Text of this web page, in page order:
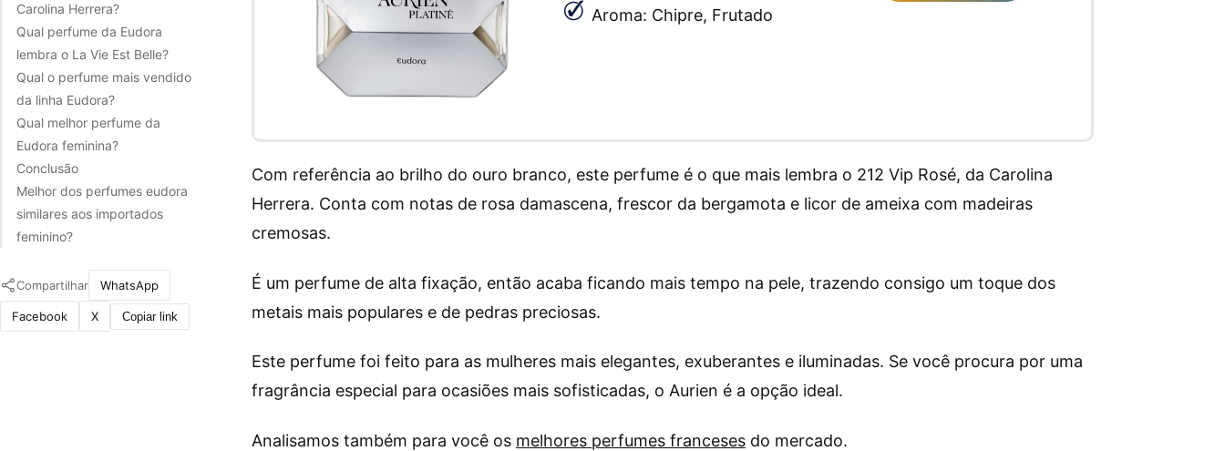
Carolina Herrera?
Qual perfume da Eudora
lembra o La Vie Est Belle?
Qual o perfume mais vendido
da linha Eudora?
Qual melhor perfume da
Eudora feminina?
Conclusão
Melhor dos perfumes eudora
similares aos importados
feminino?
Compartilhar WhatsApp
Facebook X Copiar link
Aroma: Chipre, Frutado
Com referência ao brilho do ouro branco, este perfume é o que mais lembra o 212 Vip Rosé, da Carolina
Herrera. Conta com notas de rosa damascena, frescor da bergamota e licor de ameixa com madeiras
cremosas.
É um perfume de alta fixação, então acaba ficando mais tempo na pele, trazendo consigo um toque dos
metais mais populares e de pedras preciosas.
Este perfume foi feito para as mulheres mais elegantes, exuberantes e iluminadas. Se você procura por uma
fragrância especial para ocasiões mais sofisticadas, o Aurien é a opção ideal.
Analisamos também para você os melhores perfumes franceses do mercado.